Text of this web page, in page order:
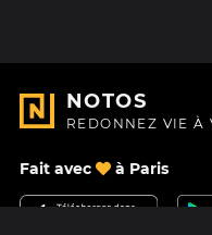
NOTOS
REDONNEZ VIE À
Fait avec à Paris